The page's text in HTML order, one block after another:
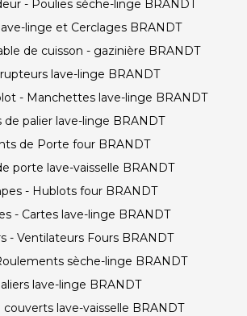
- Poulies sèche-linge BRANDT
linge et Cerclages BRANDT
de cuisson - gazinière BRANDT
lave-linge BRANDT
- Manchettes lave-linge BRANDT
de palier lave-linge BRANDT
de Porte four BRANDT
porte lave-vaisselle BRANDT
- Hublots four BRANDT
- Cartes lave-linge BRANDT
- Ventilateurs Fours BRANDT
sèche-linge BRANDT
lave-linge BRANDT
couverts lave-vaisselle BRANDT